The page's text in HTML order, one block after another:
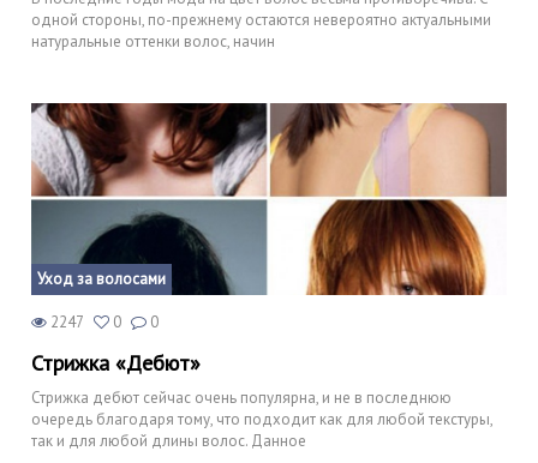
одной стороны, по-прежнему остаются невероятно актуальными
натуральные оттенки волос, начин
Уход за волосами
2247 0 0
Стрижка «Дебют»
Стрижка дебют сейчас очень популярна, и не в последнюю
очередь благодаря тому, что подходит как для любой текстуры,
так и для любой длины волос. Данное